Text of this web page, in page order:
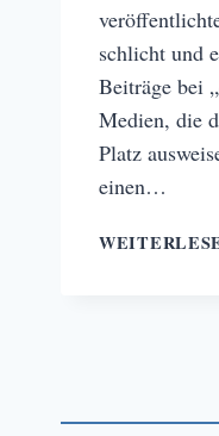
schlicht und
Beiträge bei
Medien, die
Platz
einen…